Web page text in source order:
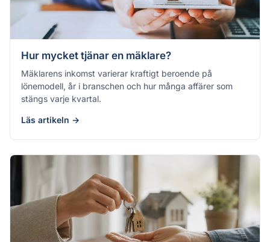
Hur mycket tjänar en mäklare?
Mäklarens inkomst varierar kraftigt beroende på
lönemodell, år i branschen och hur många affärer som
stängs varje kvartal.
Läs artikeln →